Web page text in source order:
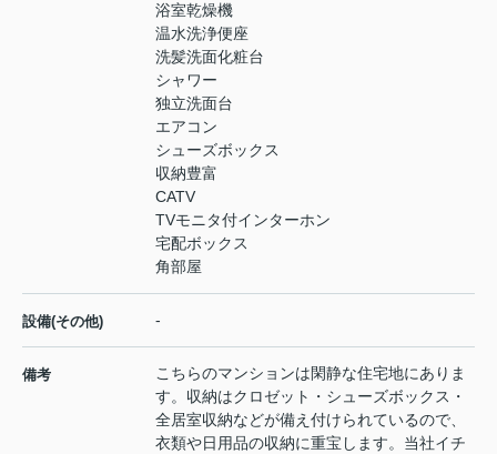
浴室乾燥機
温水洗浄便座
洗髪洗面化粧台
シャワー
独立洗面台
エアコン
シューズボックス
収納豊富
CATV
TVモニタ付インターホン
宅配ボックス
角部屋
設備(その他) -
備考
こちらのマンションは閑静な住宅地にありま
す。収納はクロゼット・シューズボックス・
全居室収納などが備え付けられているので、
衣類や日用品の収納に重宝します。当社イチ